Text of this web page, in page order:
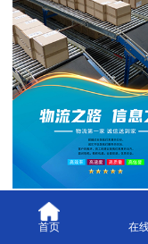
在中国要将货物发
首页 在